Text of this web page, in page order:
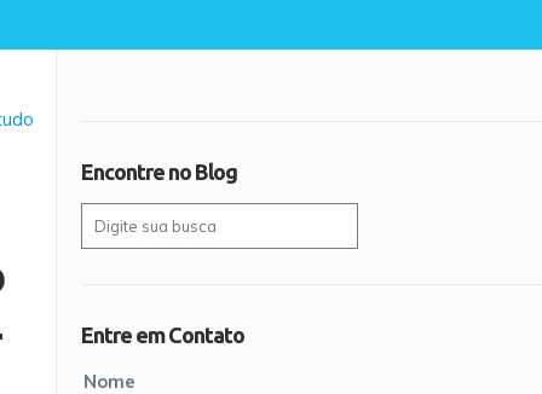
Encontre no Blog
Entre em Contato
Nome